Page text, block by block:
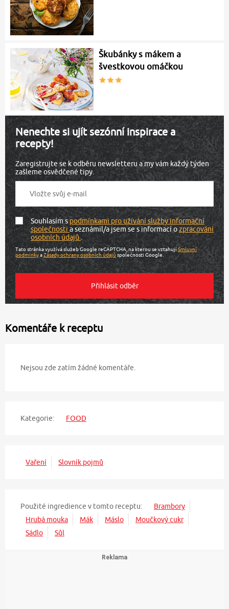
Škubánky s mákem a
švestkovou omáčkou
Nenechte si ujít sezónní inspirace a
recepty!
Zaregistrujte se k odběru newsletteru a my vám každý týden
zašleme osvědčené tipy.
Souhlasím spodmínkami pro užívání služby informační
společnostia seznámil/a jsem se s informací ozpracování
osobních údajů.
Tato stránka využívá služeb Google reCAPTCHA, na kterou se vztahujíSmluvní
podmínkyaZásady ochrany osobních údajů společnosti Google.
Komentáře k receptu
Nejsou zde zatím žádné komentáře.
Kategorie: FOOD
Vaření Slovník pojmů
Použité ingredience v tomto receptu:
Brambory
Hrubá mouka
Mák Máslo
Moučkový cukr
Sádlo
Sůl